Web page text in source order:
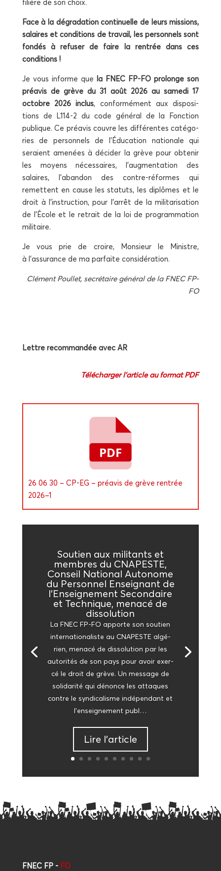
filière de son choix.
Face à la dégra­da­tion conti­nuelle de leurs mis­sions,
salaires et condi­tions de tra­vail, les per­son­nels sont
fon­dés à refu­ser de faire la ren­trée dans ces
conditions !
Je vous informe que la FNEC FP-FO pro­longe son
pré­avis de grève du 31 août 2026 au same­di 17
octobre 2026 inclus, confor­mé­ment aux dis­po­si­
tions de L114‑2 du code géné­ral de la Fonc­tion
publique. Ce pré­avis couvre les dif­fé­rentes caté­go­
ries de per­son­nels de l’Éducation natio­nale qui
seraient ame­nées à déci­der la grève pour obte­nir
les moyens néces­saires, l’augmentation des
salaires, l’abandon des contre-réformes qui
remettent en cause les sta­tuts, les diplômes et le
droit à l’instruction, pour l’arrêt de la mili­ta­ri­sa­tion
de l’École et le retrait de la loi de pro­gram­ma­tion
militaire.
Je vous prie de croire, Mon­sieur le Ministre,
à l’assurance de ma par­faite considération.
Clé­ment Poul­let, secré­taire géné­ral de la FNEC FP-
FO
Lettre recom­man­dée avec AR
Télé­char­ger l’article au for­mat PDF
26 06 30 – CP-EG – pré­avis de grève ren­trée
2026–1
Sou­tien aux mili­tants et
membres du CNAPESTE,
Conseil Natio­nal Auto­nome
du Per­son­nel Ensei­gnant de
l’Enseignement Secon­daire
et Tech­nique, mena­cé de
dissolution
La FNEC FP-FO apporte son sou­tien
inter­na­tio­na­liste au CNAPESTE algé­
rien, mena­cé de dis­so­lu­tion par les
auto­ri­tés de son pays pour avoir exer­
cé le droit de grève. Un mes­sage de
soli­da­ri­té qui dénonce les attaques
contre le syn­di­ca­lisme indé­pen­dant et
l’en­sei­gne­ment publ…
Lire l’ar­ticle
FNEC FP -FO